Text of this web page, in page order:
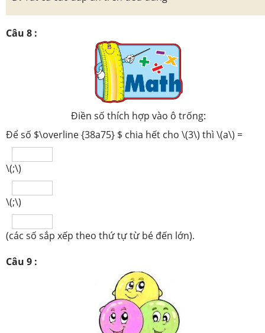
Câu 8 :
Điền số thích hợp vào ô trống:
Để số $\overline {38a75} $ chia hết cho \(3\) thì \(a\) =
\(;\)
\(;\)
(các số sắp xếp theo thứ tự từ bé đến lớn).
Câu 9 :